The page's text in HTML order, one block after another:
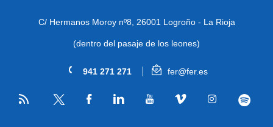
C/ Hermanos Moroy nº8, 26001 Logroño - La Rioja
(dentro del pasaje de los leones)
941 271 271 fer@fer.es
RSS